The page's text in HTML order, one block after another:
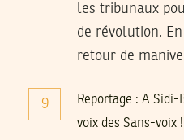
les tribunaux
de révolution.
retour de
9
Reportage : A Sidi-
voix des Sans-voix